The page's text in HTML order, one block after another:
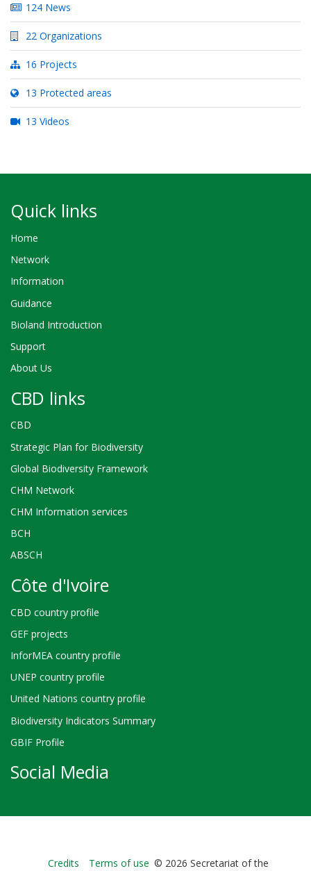
124 News
22 Organizations
16 Projects
13 Protected areas
13 Videos
Quick links
Home
Network
Information
Guidance
Bioland Introduction
Support
About Us
CBD links
CBD
Strategic Plan for Biodiversity
Global Biodiversity Framework
CHM Network
CHM Information services
BCH
ABSCH
Côte d'Ivoire
CBD country profile
GEF projects
InforMEA country profile
UNEP country profile
United Nations country profile
Biodiversity Indicators Summary
GBIF Profile
Social Media
Bioland
Credits Terms of use © 2026 Secretariat of the